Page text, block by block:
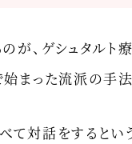
が、ゲシュタルト
まった流派の手法
て対話をするとい